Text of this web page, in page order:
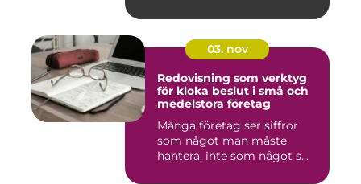
03. nov
Redovisning som verktyg
för kloka beslut i små och
medelstora företag
Många företag ser siffror
som något man måste
hantera, inte som något s...